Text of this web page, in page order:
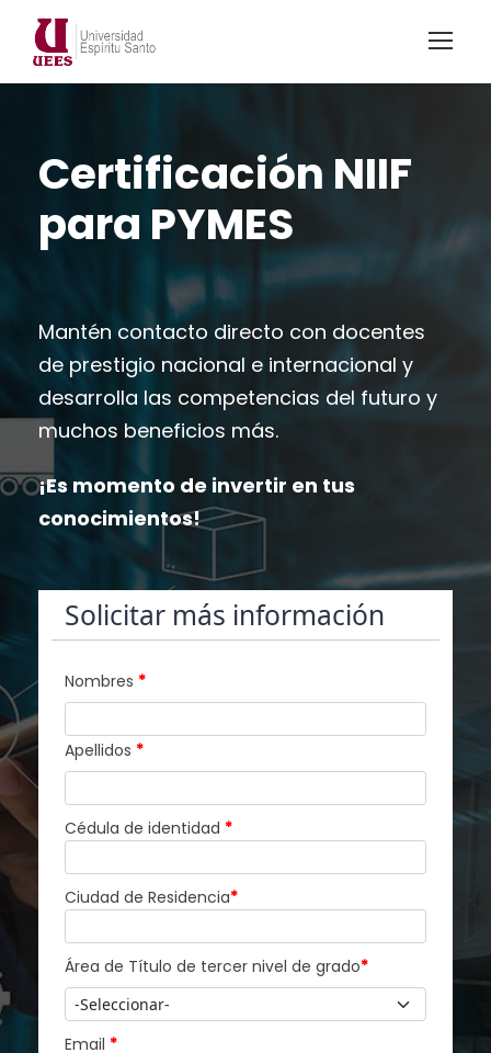
Certificación NIIF
para PYMES
Mantén contacto directo con docentes
de prestigio nacional e internacional y
desarrolla las competencias del futuro y
muchos beneficios más.
¡Es momento de invertir en tus
conocimientos!